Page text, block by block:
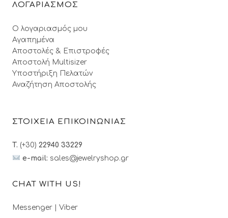
ΛΟΓΑΡΙΑΣΜΟΣ
Ο λογαριασμός μου
Αγαπημένα
Αποστολές & Επιστροφές
Αποστολή Multisizer
Υποστήριξη Πελατών
Αναζήτηση Αποστολής
ΣΤΟΙΧΕΙΑ ΕΠΙΚΟΙΝΩΝΙΑΣ
T. (+30) 22940 33229
e-mail: sales@jewelryshop.gr
CHAT WITH US!
Messenger Viber